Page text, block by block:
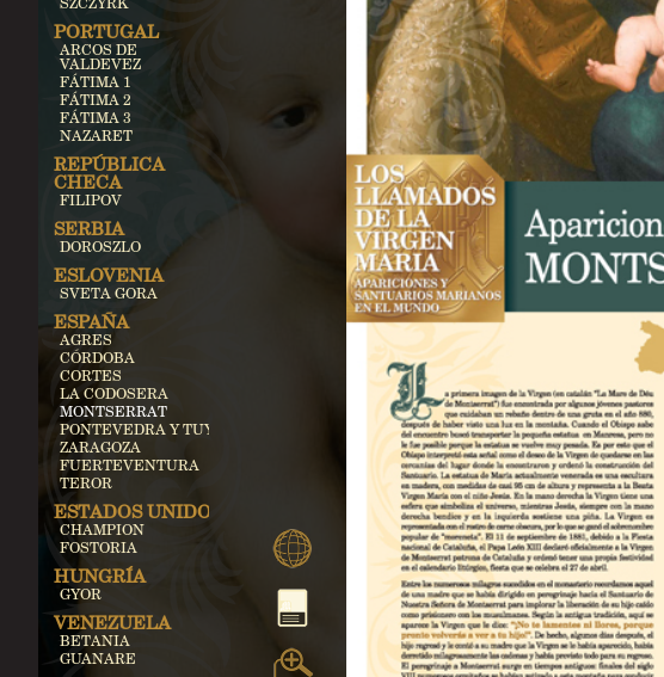
PORTUGAL
ARCOS DE
VALDEVEZ
FÁTIMA 1
FÁTIMA 2
FÁTIMA 3
NAZARET
REPÚBLICA
CHECA
FILIPOV
SERBIA
DOROSZLO
ESLOVENIA
SVETA GORA
ESPAÑA
AGRES
CÓRDOBA
CORTES
LA CODOSERA
MONTSERRAT
PONTEVEDRA Y TUY
ZARAGOZA
FUERTEVENTURA
TEROR
ESTADOS UNIDOS
CHAMPION
FOSTORIA
HUNGRÍA
GYOR
VENEZUELA
BETANIA
GUANARE